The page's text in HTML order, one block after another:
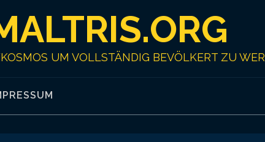
UM VOLLSTÄNDIG BEVÖLKERT ZU